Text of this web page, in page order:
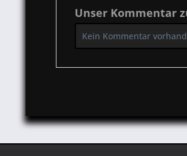
Unser Kommentar
Kein Kommentar